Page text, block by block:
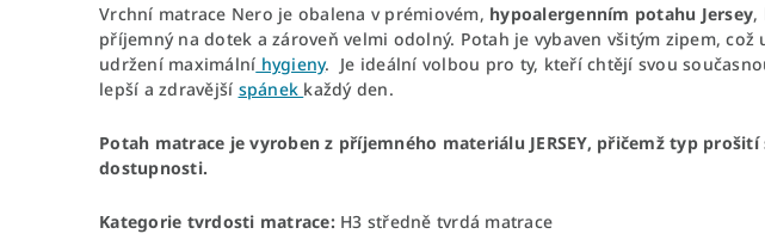
Vrchní matrace Nero je obalena v prémiovém, hypoalergenním potahu Jersey,
příjemný na dotek a zároveň velmi odolný. Potah je vybaven všitým zipem,
udržení maximální hygieny. Je ideální volbou pro ty, kteří chtějí svou
lepší a zdravější spánek každý den.
Potah matrace je vyroben z příjemného materiálu JERSEY, přičemž typ
dostupnosti.
Kategorie tvrdosti matrace:H3 středně tvrdá matrace